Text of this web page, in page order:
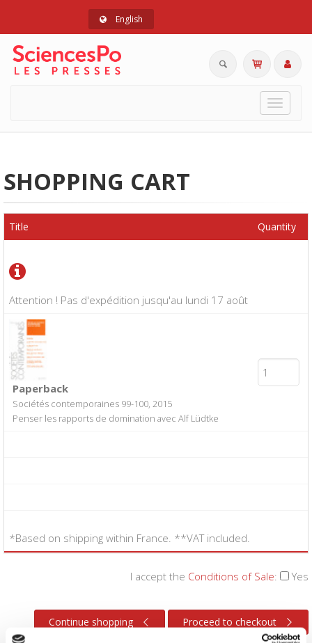
English
Toggle
SHOPPING CART
Attention ! Pas d'expédition jusqu'au lundi 17 août
Title Quantity
Paperback
Sociétés contemporaines 99-100, 2015
Penser les rapports de domination avec Alf Lüdtke
*Based on shipping within France. **VAT included.
I accept the Conditions of Sale: Yes
Continue shopping Proceed to checkout